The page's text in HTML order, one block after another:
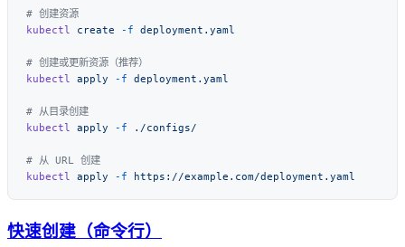
kubectl create -f
kubectl apply -f
kubectl apply -f
kubectl apply -f
快速创建（命令行）